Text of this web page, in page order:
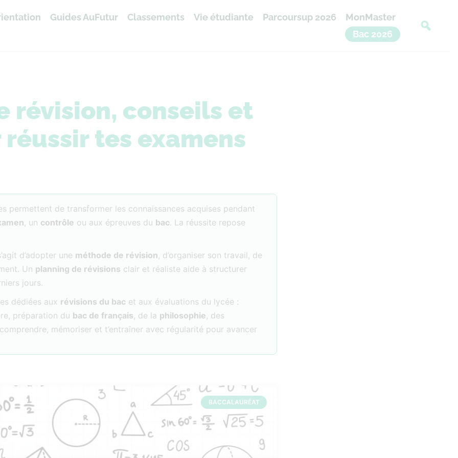
Guides AuFutur Classements Vie étudiante Parcoursup 2026
MonMaster
Bac 2026
révision, conseils et
tes examens
permettent de transformer les connaissances acquises pendant
, un contrôle ou aux épreuves du bac. La réussite repose
d’adopter une méthode de révision, d’organiser son travail, de
Un planning de révisions clair et réaliste aide à structurer
jours.
dédiées aux révisions du bac et aux évaluations du lycée :
préparation du bac de français, de la philosophie, des
mémoriser et t’entraîner avec régularité pour avancer
BACCALAURÉAT